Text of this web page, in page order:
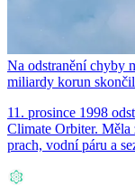
Na odstranění chyby
miliardy korun
11. prosince 1998
Climate Orbiter. Měla
prach, vodní páru a